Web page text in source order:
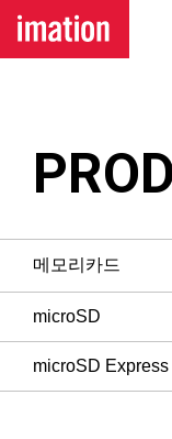
메뉴 바로가기